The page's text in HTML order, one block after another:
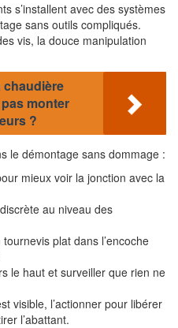
s’installent avec des systèmes
sans outils compliqués.
vis, la douce manipulation
chaudière
monter
?
le démontage sans dommage :
mieux voir la jonction avec la
au niveau des
plat dans l’encoche
le haut et surveiller que rien ne
visible, l’actionner pour libérer
l’abattant.